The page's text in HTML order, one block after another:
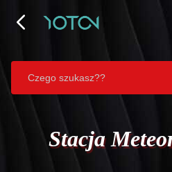
Stacja